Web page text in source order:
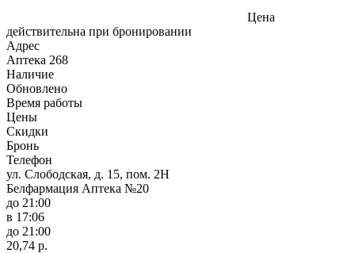
Цена
действительна при бронировании
Адрес
Аптека 268
Наличие
Обновлено
Время работы
Цены
Скидки
Бронь
Телефон
ул. Слободская, д. 15, пом. 2Н
Белфармация Аптека №20
до 21:00
в 17:06
до 21:00
20,74 р.